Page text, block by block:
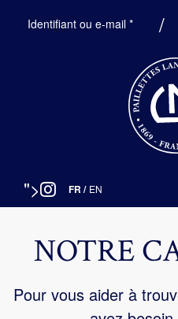
Identifiant ou e-mail *
"> FR / EN
NOTRE
Pour vous aider à